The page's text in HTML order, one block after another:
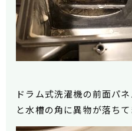
ドラム式洗濯機の前面パ
と水槽の角に異物が落ちて